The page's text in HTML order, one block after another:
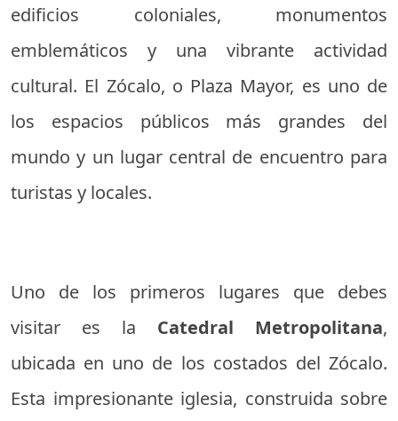
edificios coloniales, monumentos
emblemáticos y una vibrante actividad
cultural. El Zócalo, o Plaza Mayor, es uno de
los espacios públicos más grandes del
mundo y un lugar central de encuentro para
turistas y locales.
Uno de los primeros lugares que debes
visitar es la Catedral Metropolitana,
ubicada en uno de los costados del Zócalo.
Esta impresionante iglesia, construida sobre